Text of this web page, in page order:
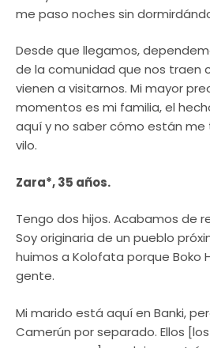
me paso noches sin
Desde que llegamos,
de la comunidad que nos traen
vienen a visitarnos. Mi mayor
momentos es mi familia, el
aquí y no saber cómo están me
vilo.
Zara*, 35 años.
Tengo dos hijos. Acabamos de
Soy originaria de un pueblo
huimos a Kolofata porque Boko
gente.
Mi marido está aquí en Banki,
Camerún por separado. Ellos